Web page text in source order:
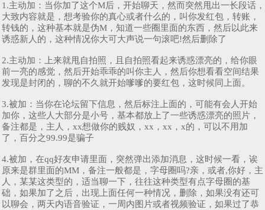
1.主动加：当你加了这个M后，开始聊天，然而突然甩出一长段话，
大致内容就是，想考验你的真心或者什么的，叫你发红包，转账，
转钱的，这种基本就是伪M，知道一些圈里面的东西，然后以此来
诱惑新人的，这种情况你大可大声说一句滚吧!然后删除了
2.主动加：上来就甩自拍照，且自拍照看起来诱惑漂亮的，给你眼
前一亮的感觉，然后开始乖乖的叫你主人，然后你想看看空间结果
发现是封闭的，聊的不久就开始嗲嗲的要红包，这时候同上面。
3.被加：当你在论坛留下信息，然后标注上面的，可能有会人开始
加你，这些人大部分是小号，基本都放上了一些诱惑漂亮的照片，
备注都是，主人，xx想做你的贱奴，xx，xx，x的，可以不用加
了，百分之99.99是骗子
4.被加，在qq好友申请里面，突然弹出添加消息，这时候一看，诶
原来是群里面的MM，备注一般都是，字母圈吗?亲，或者,你好，主
人，某某这类型的，适当聊一下，往往这种类型有点字母圈的基
础，如果加了之后，出现上面任何一种情况，删除，如果没有还可
以聊会，两天内语音验证，一周内图片或者视频验证，如果过了恭